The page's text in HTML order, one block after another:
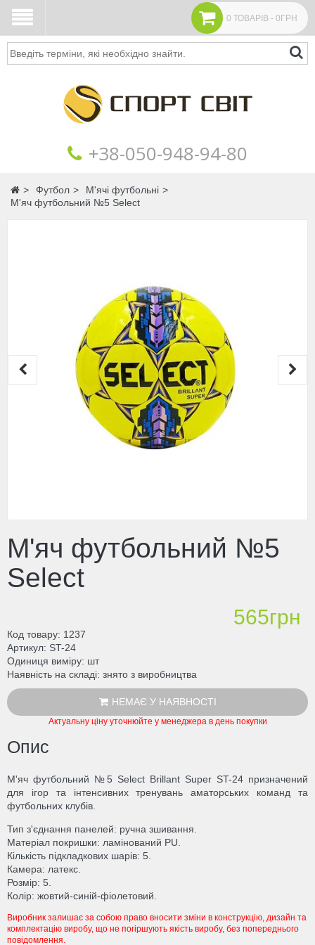
0 ТОВАРІВ - 0ГРН
Пошук
+38‎‎-050-948-94-80
Головна
Футбол
М'ячі футбольні
М'яч футбольний №5 Select
М'яч футбольний №5
Select
565грн
Код товару 1237
Артикул ST-24
Одиниця виміру шт
Наявність на складі знято з виробництва
НЕМАЄ У НАЯВНОСТІ
Актуальну ціну уточнюйте у менеджера в день покупки
Опис
М'яч футбольний №5 Select Brillant Super ST-24 призначений
для ігор та інтенсивних тренувань аматорських команд та
футбольних клубів.
Тип з'єднання панелей: ручна зшивання.
Матеріал покришки: ламінований PU.
Кількість підкладкових шарів: 5.
Камера: латекс.
Розмір: 5.
Колір: жовтий-синій-фіолетовий.
Виробник залишає за собою право вносити зміни в конструкцію, дизайн та
комплектацію виробу, що не погіршують якість виробу, без попереднього
повідомлення.